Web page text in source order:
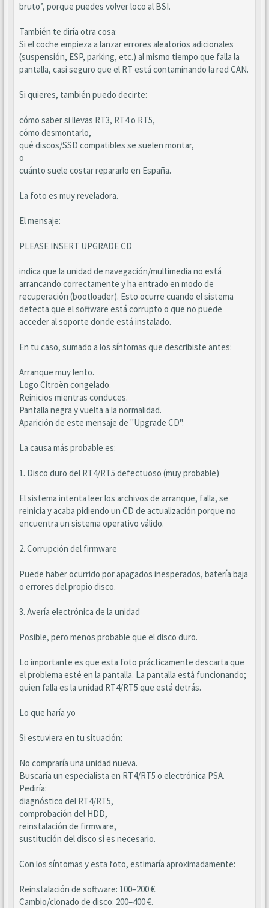
bruto”, porque puedes volver loco al BSI.
También te diría otra cosa:
Si el coche empieza a lanzar errores aleatorios adicionales
(suspensión, ESP, parking, etc.) al mismo tiempo que falla la
pantalla, casi seguro que el RT está contaminando la red CAN.
Si quieres, también puedo decirte:
cómo saber si llevas RT3, RT4 o RT5,
cómo desmontarlo,
qué discos/SSD compatibles se suelen montar,
o
cuánto suele costar repararlo en España.
La foto es muy reveladora.
El mensaje:
PLEASE INSERT UPGRADE CD
indica que la unidad de navegación/multimedia no está
arrancando correctamente y ha entrado en modo de
recuperación (bootloader). Esto ocurre cuando el sistema
detecta que el software está corrupto o que no puede
acceder al soporte donde está instalado.
En tu caso, sumado a los síntomas que describiste antes:
Arranque muy lento.
Logo Citroën congelado.
Reinicios mientras conduces.
Pantalla negra y vuelta a la normalidad.
Aparición de este mensaje de "Upgrade CD".
La causa más probable es:
1. Disco duro del RT4/RT5 defectuoso (muy probable)
El sistema intenta leer los archivos de arranque, falla, se
reinicia y acaba pidiendo un CD de actualización porque no
encuentra un sistema operativo válido.
2. Corrupción del firmware
Puede haber ocurrido por apagados inesperados, batería baja
o errores del propio disco.
3. Avería electrónica de la unidad
Posible, pero menos probable que el disco duro.
Lo importante es que esta foto prácticamente descarta que
el problema esté en la pantalla. La pantalla está funcionando;
quien falla es la unidad RT4/RT5 que está detrás.
Lo que haría yo
Si estuviera en tu situación:
No compraría una unidad nueva.
Buscaría un especialista en RT4/RT5 o electrónica PSA.
Pediría:
diagnóstico del RT4/RT5,
comprobación del HDD,
reinstalación de firmware,
sustitución del disco si es necesario.
Con los síntomas y esta foto, estimaría aproximadamente:
Reinstalación de software: 100–200 €.
Cambio/clonado de disco: 200–400 €.